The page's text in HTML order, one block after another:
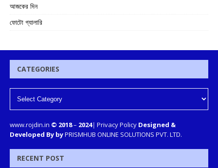
আজকের দিন
ফোটো গ্যালারি
CATEGORIES
www.rojdin.in © 2018– 2024| Privacy Policy Designed &
Developed By byPRISMHUB ONLINE SOLUTIONS PVT. LTD.
RECENT POST